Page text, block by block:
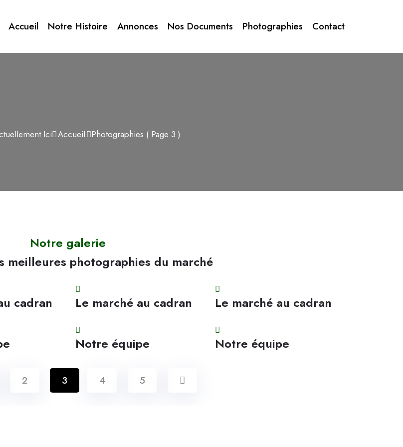
Accueil Notre Histoire Annonces Nos Documents Photographies Contact
Ici Accueil Photographies ( Page 3 )
Notre galerie
meilleures photographies du marché
cadran Le marché au cadran Le marché au cadran
Notre équipe Notre équipe
2 3 4 5